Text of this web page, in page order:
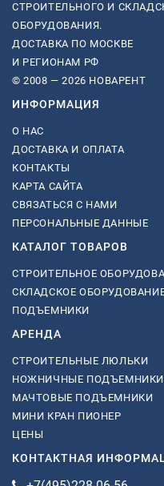
СТРОИТЕЛЬНОГО И
ОБОРУДОВАНИЯ.
ДОСТАВКА ПО МОСКВЕ
И РЕГИОНАМ РФ
© 2008 — 2026 НОВАРЕНТ
ИНФОРМАЦИЯ
О НАС
ДОСТАВКА И ОПЛАТА
КОНТАКТЫ
КАРТА САЙТА
СВЯЗАТЬСЯ С НАМИ
ПЕРСОНАЛЬНЫЕ ДАННЫЕ
КАТАЛОГ ТОВАРОВ
СТРОИТЕЛЬНОЕ
СКЛАДСКОЕ
ПОДЪЕМНИКИ
АРЕНДА
СТРОИТЕЛЬНЫЕ ЛЮЛЬКИ
НОЖНИЧНЫЕ ПОДЪЕМНИКИ
МАЧТОВЫЕ ПОДЪЕМНИКИ
МИНИ КРАН ПИОНЕР
ЦЕНЫ
КОНТАКТНАЯ